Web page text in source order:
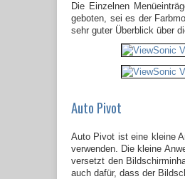
Die Einzelnen
geboten, sei es der
sehr guter Überblick über
Auto Pivot
Auto Pivot ist eine kleine
verwenden. Die kleine
versetzt den
auch dafür, dass der